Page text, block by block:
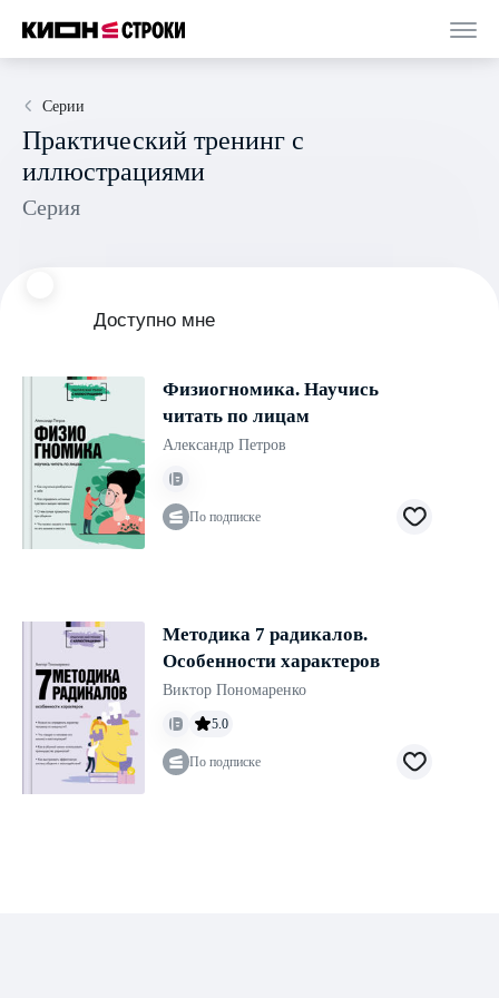
Серии
Практический тренинг с
иллюстрациями
Серия
Доступно мне
Физиогномика. Научись
читать по лицам
Александр Петров
По подписке
Методика 7 радикалов.
Особенности характеров
Виктор Пономаренко
5.0
По подписке